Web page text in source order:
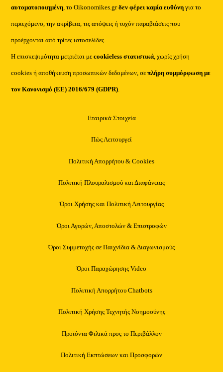
αυτοματοποιημένη, το Oikonomikes.grδεν φέρει καμία ευθύνη για το
περιεχόμενο, την ακρίβεια, τις απόψεις ή τυχόν παραβιάσεις που
προέρχονται από τρίτες ιστοσελίδες.
Η επισκεψιμότητα μετριέται μεcookieless στατιστικά, χωρίς χρήση
cookies ή αποθήκευση προσωπικών δεδομένων, σεπλήρη συμμόρφωση με
τον Κανονισμό (ΕΕ) 2016/679 (GDPR).
Εταιρικά Στοιχεία
Πώς Λειτουργεί
Πολιτική Απορρήτου & Cookies
Πολιτική Πλουραλισμού και Διαφάνειας
Όροι Χρήσης και Πολιτική Λειτουργίας
Όροι Αγορών, Αποστολών & Επιστροφών
Όροι Συμμετοχής σε Παιχνίδια & Διαγωνισμούς
Όροι Παραχώρησης Video
Πολιτική Απορρήτου Chatbots
Πολιτική Χρήσης Τεχνητής Νοημοσύνης
Προϊόντα Φιλικά προς το Περιβάλλον
Πολιτική Εκπτώσεων και Προσφορών